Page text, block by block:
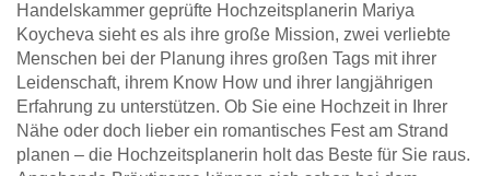
Handelskammer geprüfte Hochzeitsplanerin Mariya
Koycheva sieht es als ihre große Mission, zwei verliebte
Menschen bei der Planung ihres großen Tags mit ihrer
Leidenschaft, ihrem Know How und ihrer langjährigen
Erfahrung zu unterstützen. Ob Sie eine Hochzeit in Ihrer
Nähe oder doch lieber ein romantisches Fest am Strand
planen – die Hochzeitsplanerin holt das Beste für Sie raus.